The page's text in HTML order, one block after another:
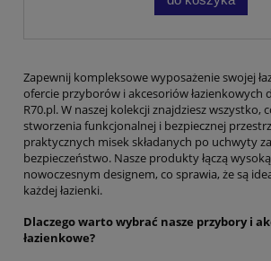
Zapewnij kompleksowe wyposażenie swojej
ofercie przyborów i akcesoriów łazienkowych
R70.pl. W naszej kolekcji znajdziesz wszystko,
stworzenia funkcjonalnej i bezpiecznej
praktycznych misek składanych po uchwyty
bezpieczeństwo. Nasze produkty łączą
nowoczesnym designem, co sprawia, że są
każdej łazienki.
Dlaczego warto wybrać nasze przybory i
łazienkowe?